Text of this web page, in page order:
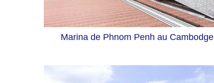
Marina de Phnom Penh au Cambodge